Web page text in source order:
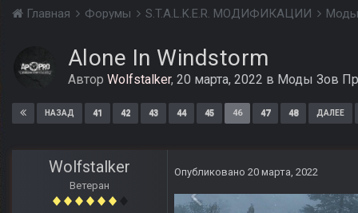
Главная Форумы S.T.A.L.K.E.R. МОДИФИКАЦИИ
Alone In Windstorm
Автор Wolfstalker, 20 марта, 2022 в Моды Зов
НАЗАД 41 42 43 44 45 46 47 48 ДАЛЕЕ
Wolfstalker
Ветеран
Опубликовано 20 марта, 2022